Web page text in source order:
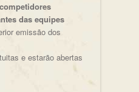
das equipes
emissão dos
e estarão abertas